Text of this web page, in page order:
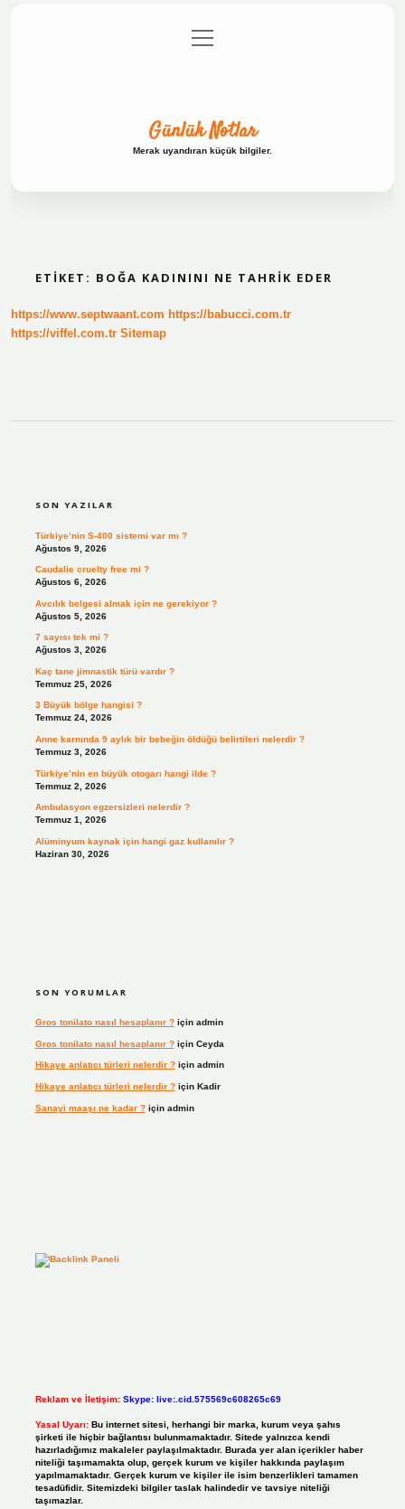
Gizlilik Politikası
menüyü
aç
Günlük Notlar
Merak uyandıran küçük bilgiler.
ETIKET: BOĞA KADININI NE TAHRIK EDER
https://www.septwaant.com https://babucci.com.tr
https://viffel.com.tr Sitemap
SON YAZILAR
Türkiye’nin S-400 sistemi var mı ?
Ağustos 9, 2026
Caudalie cruelty free mi ?
Ağustos 6, 2026
Avcılık belgesi almak için ne gerekiyor ?
Ağustos 5, 2026
7 sayısı tek mi ?
Ağustos 3, 2026
Kaç tane jimnastik türü vardır ?
Temmuz 25, 2026
3 Büyük bölge hangisi ?
Temmuz 24, 2026
Anne karnında 9 aylık bir bebeğin öldüğü belirtileri nelerdir ?
Temmuz 3, 2026
Türkiye’nin en büyük otogarı hangi ilde ?
Temmuz 2, 2026
Ambulasyon egzersizleri nelerdir ?
Temmuz 1, 2026
Alüminyum kaynak için hangi gaz kullanılır ?
Haziran 30, 2026
SON YORUMLAR
Gros tonilato nasıl hesaplanır ?için admin
Gros tonilato nasıl hesaplanır ?için Ceyda
Hikaye anlatıcı türleri nelerdir ?için admin
Hikaye anlatıcı türleri nelerdir ?için Kadir
Sanayi maaşı ne kadar ?için admin
Reklam ve İletişim: Skype: live:.cid.575569c608265c69
Yasal Uyarı: Bu internet sitesi, herhangi bir marka, kurum veya şahıs
şirketi ile hiçbir bağlantısı bulunmamaktadır. Sitede yalnızca kendi
hazırladığımız makaleler paylaşılmaktadır. Burada yer alan içerikler haber
niteliği taşımamakta olup, gerçek kurum ve kişiler hakkında paylaşım
yapılmamaktadır. Gerçek kurum ve kişiler ile isim benzerlikleri tamamen
tesadüfidir. Sitemizdeki bilgiler taslak halindedir ve tavsiye niteliği
taşımazlar.